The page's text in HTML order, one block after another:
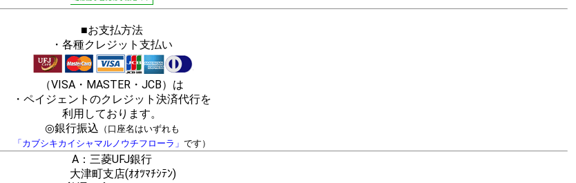
■お支払方法
・各種クレジット支払い
（VISA・MASTER・JCB）は
・ペイジェントのクレジット決済代行を
利用しております。
◎銀行振込 （口座名はいずれも
「カブシキカイシャマルノウチフローラ」 です）
A：三菱UFJ銀行
大津町支店(ｵｵﾂﾏﾁｼﾃﾝ)